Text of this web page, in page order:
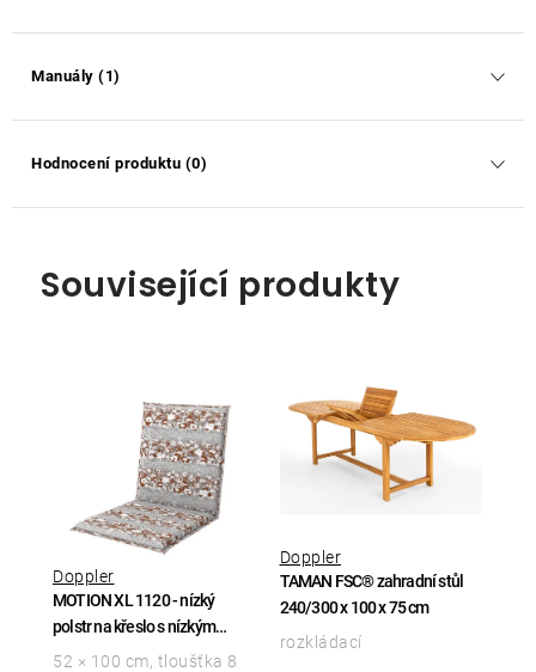
Manuály (1)
Hodnocení produktu (0)
Související produkty
MOTION XL 1120 - nízký
polstr na křeslo s nízkým
opěradlem
Doppler
52 × 100 cm, tloušťka 8
TAMAN FSC® zahradní stůl
240/300 x 100 x 75 cm
Doppler
rozkládací